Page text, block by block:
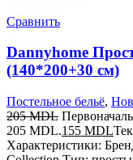
Сравнить
Dannyhome
(140*200+30 см)
Постельное бельё,
205MDL
205 MDL.155 MDL
Характеристики: